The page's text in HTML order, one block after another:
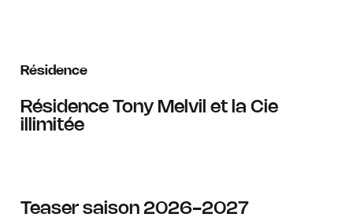
Résidence
Résidence Tony Melvil et la Cie
illimitée
Teaser saison 2026-2027